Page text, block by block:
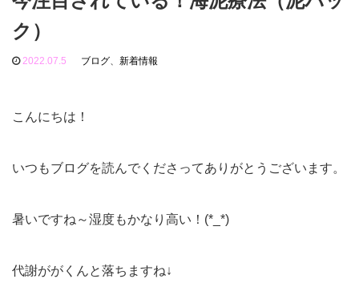
ク）
2022.07.5 ブログ、 新着情報
こんにちは！
いつもブログを読んでくださってありがとうございます。
暑いですね～湿度もかなり高い！(*_*)
代謝ががくんと落ちますね↓